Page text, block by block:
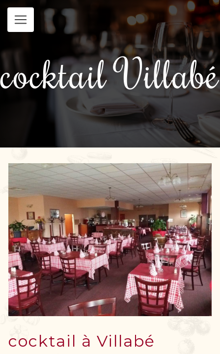
cocktail Villabé
cocktail à Villabé
Panneau de gestion des cookies